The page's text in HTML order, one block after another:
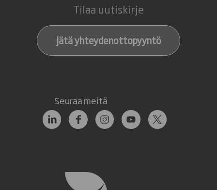
Tilaa uutiskirje
Jätä yhteydenottopyyntö
Seuraa meitä